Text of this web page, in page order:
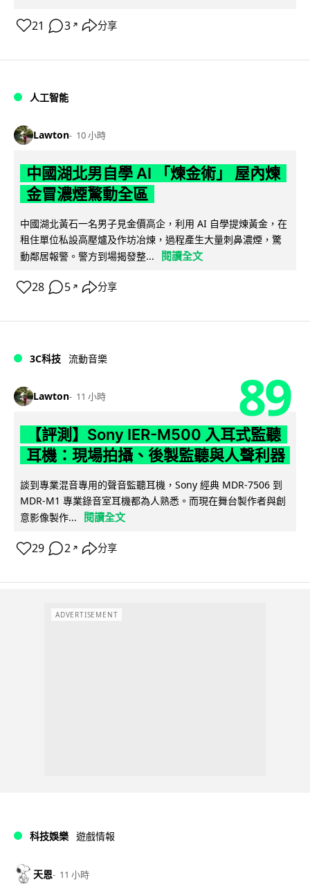
21 3 ↗ 分享
人工智能
Lawton 10 小時
中國湖北男自學 AI 「煉金術」 屋內煉
金冒濃煙驚動全區
中國湖北黃石一名男子見金價高企，利用 AI 自學提煉黃金，在
租住單位私設高壓爐及作坊冶煉，過程產生大量刺鼻濃煙，驚
動鄰居報警。警方到場揭發整...
閱讀全文
28 5 ↗ 分享
3C科技 流動音樂
Lawton 11 小時 89
【評測】Sony IER-M500 入耳式監聽
耳機：現場拍攝、後製監聽與人聲利器
談到專業混音專用的聲音監聽耳機，Sony 經典 MDR-7506 到
MDR-M1 專業錄音室耳機都為人熟悉。而現在舞台製作者與創
意影像製作...
閱讀全文
29 2 ↗ 分享
ADVERTISEMENT
科技娛樂 遊戲情報
天恩 11 小時